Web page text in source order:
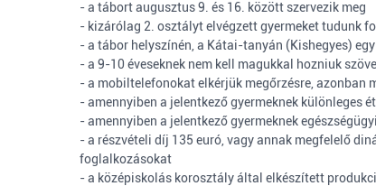
- a tábort augusztus 9. és 16. között szervezik meg
- kizárólag 2. osztályt elvégzett gyermeket tudunk
- a tábor helyszínén, a Kátai-tanyán (Kishegyes)
- a 9-10 éveseknek nem kell magukkal hozniuk
- a mobiltelefonokat elkérjük megőrzésre, azonban
- amennyiben a jelentkező gyermeknek különleges
- amennyiben a jelentkező gyermeknek
- a részvételi díj 135 euró, vagy annak megfelelő
foglalkozásokat
- a középiskolás korosztály által elkészített